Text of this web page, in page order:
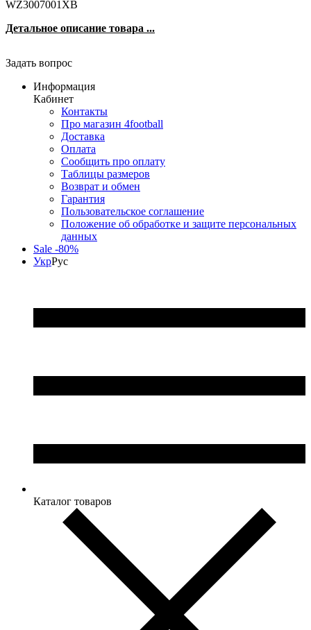
WZ3007001XB
Детальное описание товара ...
Задать вопрос
Информация
Кабинет
Контакты
Про магазин 4football
Доставка
Оплата
Сообщить про оплату
Таблицы размеров
Возврат и обмен
Гарантия
Пользовательское соглашение
Положение об обработке и защите персональных
данных
Sale -80%
УкрРус
Каталог товаров